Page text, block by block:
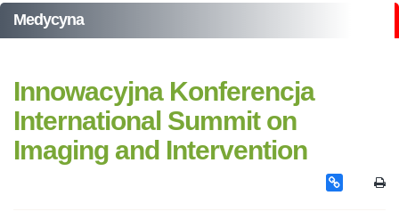
Medycyna
Innowacyjna Konferencja
International Summit on
Imaging and Intervention